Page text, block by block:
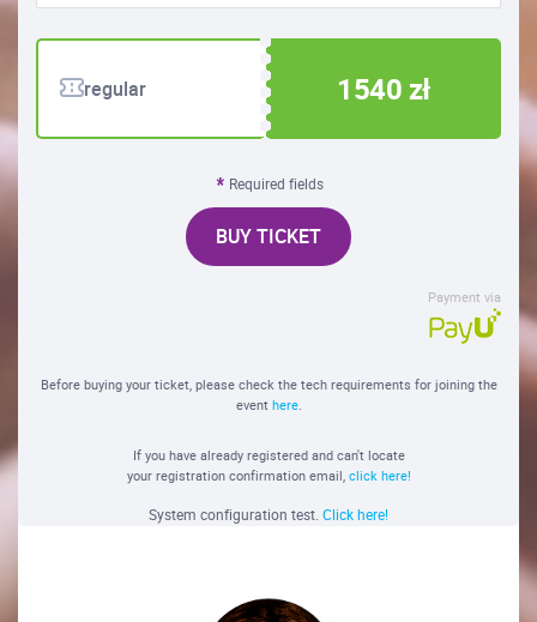
regular 1540 zł
Required fields
BUY TICKET
Payment via
Before buying your ticket, please check the tech requirements for joining the
event here.
If you have already registered and can't locate
your registration confirmation email, click here!
System configuration test. Click here!